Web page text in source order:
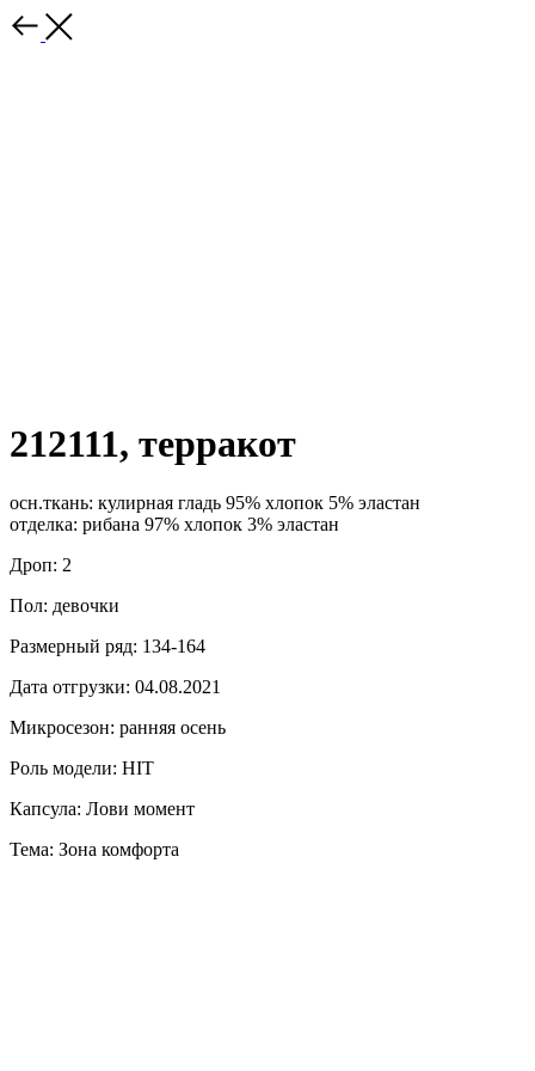
212111, терракот
осн.ткань: кулирная гладь 95% хлопок 5% эластан
отделка: рибана 97% хлопок 3% эластан
Дроп: 2
Пол: девочки
Размерный ряд: 134-164
Дата отгрузки: 04.08.2021
Микросезон: ранняя осень
Роль модели: HIT
Капсула: Лови момент
Тема: Зона комфорта